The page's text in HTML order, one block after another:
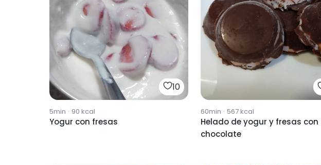
10
5min · 90 kcal
Yogur con fresas
60min · 567kcal
Helado de yogur y fresas con
chocolate